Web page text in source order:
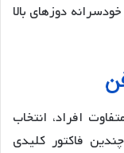
دوزهای بالا
افراد، انتخاب
فاکتور کلیدی